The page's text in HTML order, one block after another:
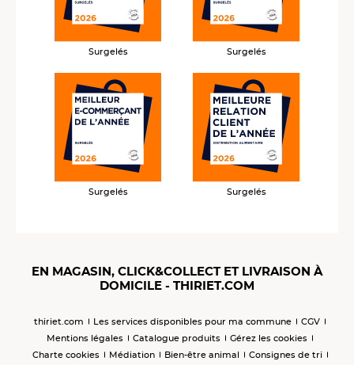
Surgelés Surgelés
Surgelés Surgelés
EN MAGASIN, CLICK&COLLECT ET LIVRAISON À
DOMICILE - THIRIET.COM
thiriet.com Les services disponibles pour ma commune
CGV
Mentions légales
Catalogue produits
Gérez les cookies
Charte cookies
Médiation Bien-être animal
Consignes de tri